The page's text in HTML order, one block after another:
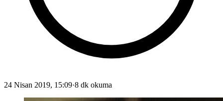
24 Nisan 2019, 15:09·8 dk okuma